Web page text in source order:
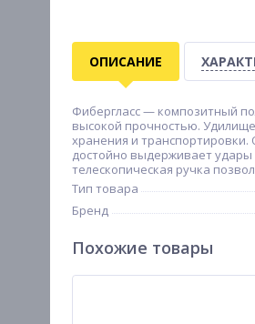
ОПИСАНИЕ
Фибергласс — композитный
высокой прочностью. Удилище
хранения и транспортировки.
достойно выдерживает
телескопическая ручка
Тип товара
Бренд
Похожие товары